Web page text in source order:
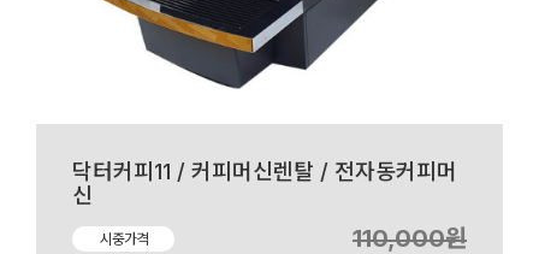
닥터커피11 / 커피머신렌탈 / 전자동커피머
신
시중가격 110,000원